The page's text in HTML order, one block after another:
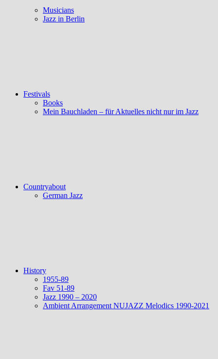
Musicians
Jazz in Berlin
Festivals
Books
Mein Bauchladen – für Aktuelles nicht nur im Jazz
Countryabout
German Jazz
History
1955-89
Fav 51-89
Jazz 1990 – 2020
Ambient Arrangement NUJAZZ Melodics 1990-2021